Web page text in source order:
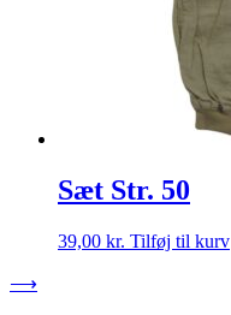
Sæt Str. 50
39,00 kr. Tilføj til kurv
⟶